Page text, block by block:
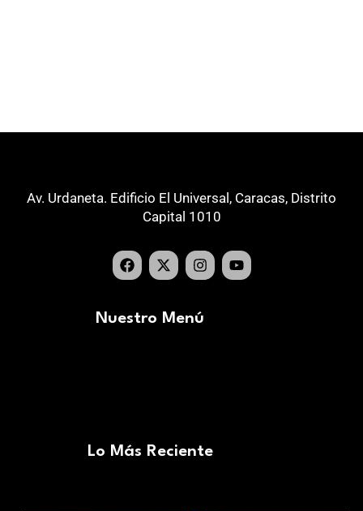
Av. Urdaneta. Edificio El Universal, Caracas, Distrito
Capital 1010
Nuestro Menú
Lo Más Reciente